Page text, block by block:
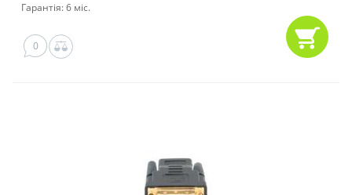
Гарантія: 6 міс.
0